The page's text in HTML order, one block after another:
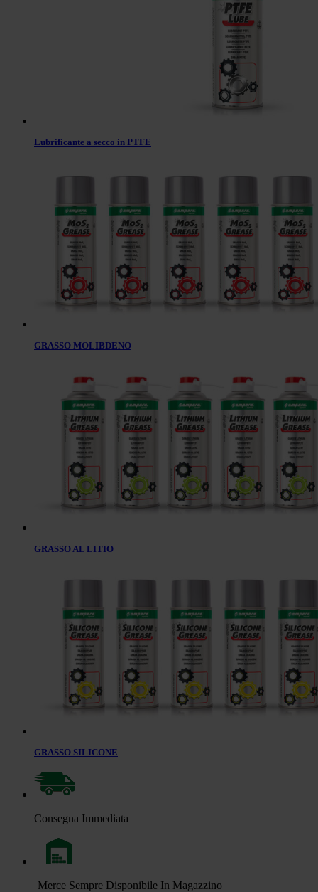
Lubrificante a secco in PTFE
GRASSO MOLIBDENO
GRASSO AL LITIO
GRASSO SILICONE
Consegna Immediata
Merce Sempre Disponibile In Magazzino